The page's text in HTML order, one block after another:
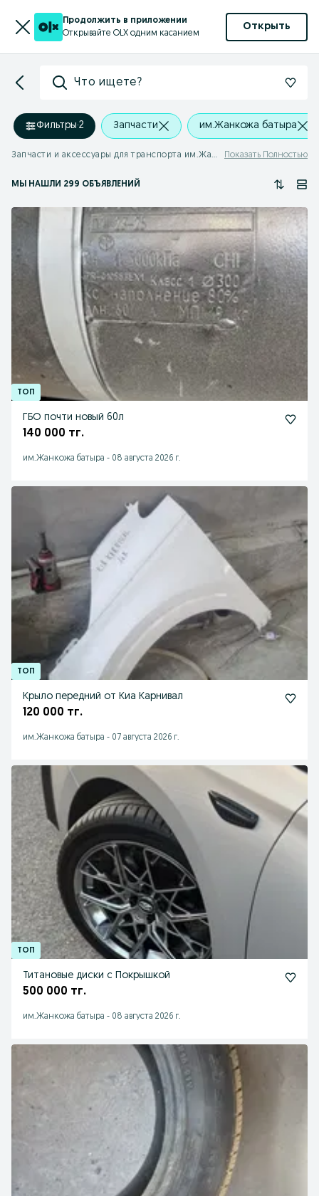
Продолжить в приложении
Открывайте OLX одним касанием
Открыть
Что ищете?
Фильтры·2 Запчасти им.Жанкожа батыра
Запчасти и аксессуары для транспорта им.Жанкожа батыра Показать Полностью
МЫ НАШЛИ 299 ОБЪЯВЛЕНИЙ
ГБО почти новый 60л
140 000 тг.
им.Жанкожа батыра - 08 августа 2026 г.
Крыло передний от Киа Карнивал
120 000 тг.
им.Жанкожа батыра - 07 августа 2026 г.
Титановые диски с Покрышкой
500 000 тг.
им.Жанкожа батыра - 08 августа 2026 г.